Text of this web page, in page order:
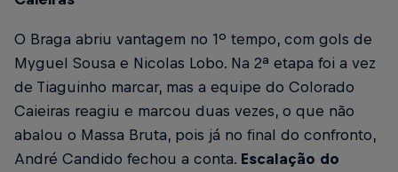
O Braga abriu vantagem no 1º tempo, com gols de
Myguel Sousa e Nicolas Lobo. Na 2ª etapa foi a vez
de Tiaguinho marcar, mas a equipe do Colorado
Caieiras reagiu e marcou duas vezes, o que não
abalou o Massa Bruta, pois já no final do confronto,
André Candido fechou a conta. Escalação do